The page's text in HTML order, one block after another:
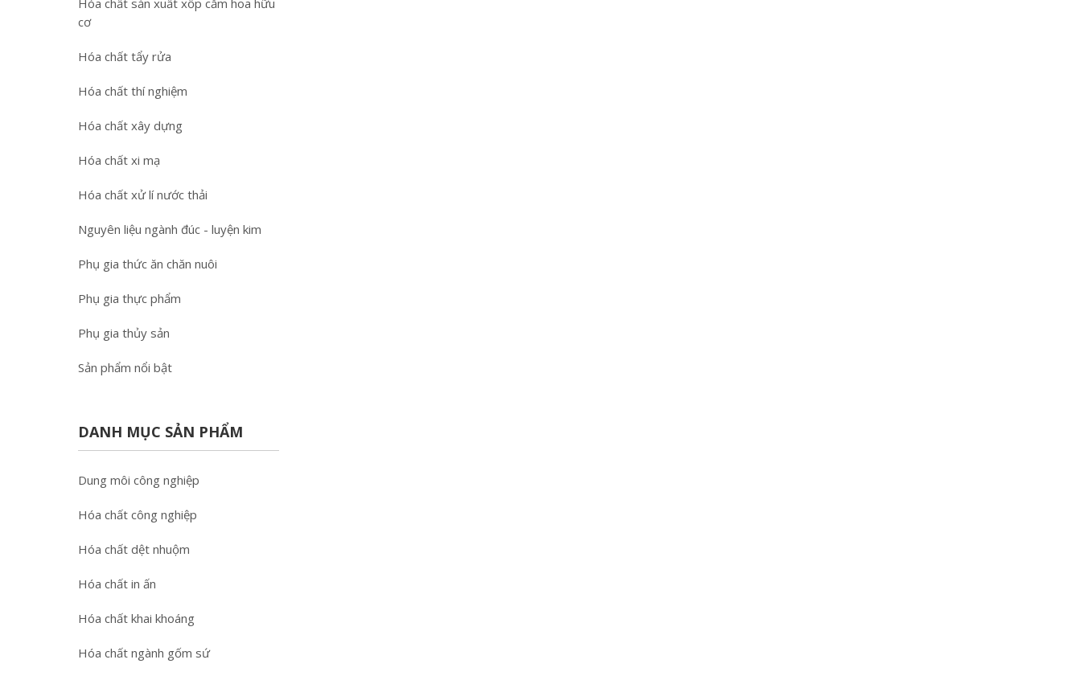
Hóa chất sản xuất xốp cắm hoa hữu
cơ
Hóa chất tẩy rửa
Hóa chất thí nghiệm
Hóa chất xây dựng
Hóa chất xi mạ
Hóa chất xử lí nước thải
Nguyên liệu ngành đúc - luyện kim
Phụ gia thức ăn chăn nuôi
Phụ gia thực phẩm
Phụ gia thủy sản
Sản phẩm nổi bật
DANH MỤC SẢN PHẨM
Dung môi công nghiệp
Hóa chất công nghiệp
Hóa chất dệt nhuộm
Hóa chất in ấn
Hóa chất khai khoáng
Hóa chất ngành gốm sứ